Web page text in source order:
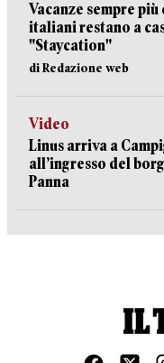
Vacanze sempre
italiani restano a
"Staycation"
di Redazione web
Video
Linus arriva a
all’ingresso del
Panna